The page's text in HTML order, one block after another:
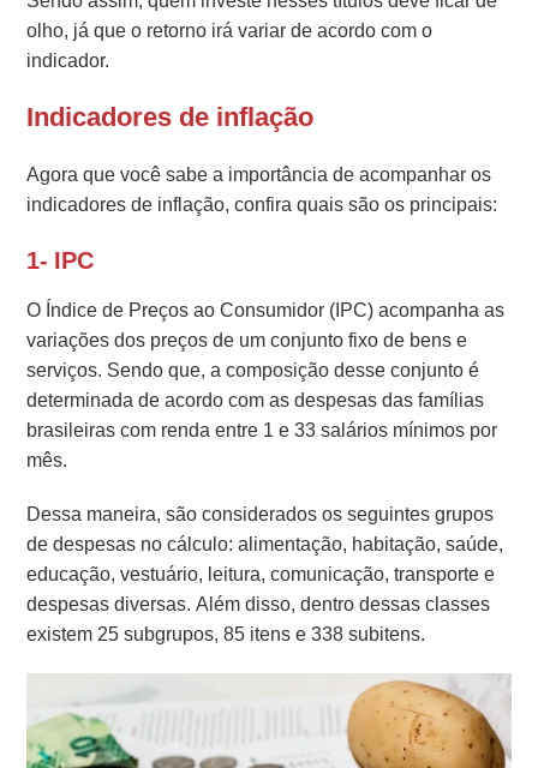
olho, já que o retorno irá variar de acordo com o
indicador.
Indicadores de inflação
Agora que você sabe a importância de acompanhar os
indicadores de inflação, confira quais são os principais:
1- IPC
O Índice de Preços ao Consumidor (IPC) acompanha as
variações dos preços de um conjunto fixo de bens e
serviços. Sendo que, a composição desse conjunto é
determinada de acordo com as despesas das famílias
brasileiras com renda entre 1 e 33 salários mínimos por
mês.
Dessa maneira, são considerados os seguintes grupos
de despesas no cálculo: alimentação, habitação, saúde,
educação, vestuário, leitura, comunicação, transporte e
despesas diversas. Além disso, dentro dessas classes
existem 25 subgrupos, 85 itens e 338 subitens.